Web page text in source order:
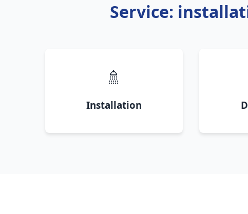
Service:
🚿
Installation